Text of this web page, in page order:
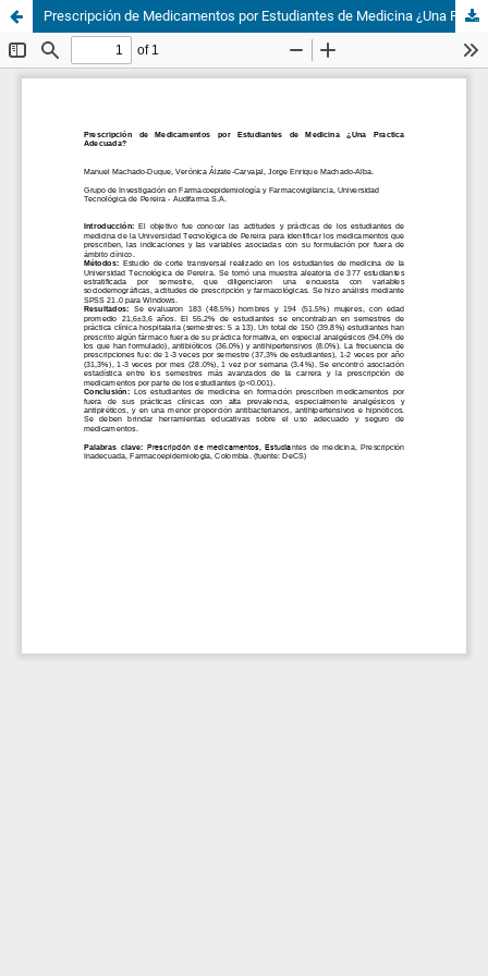
Prescripción de Medicamentos por Estudiantes de Medicina ¿Una Practica Adecuada?